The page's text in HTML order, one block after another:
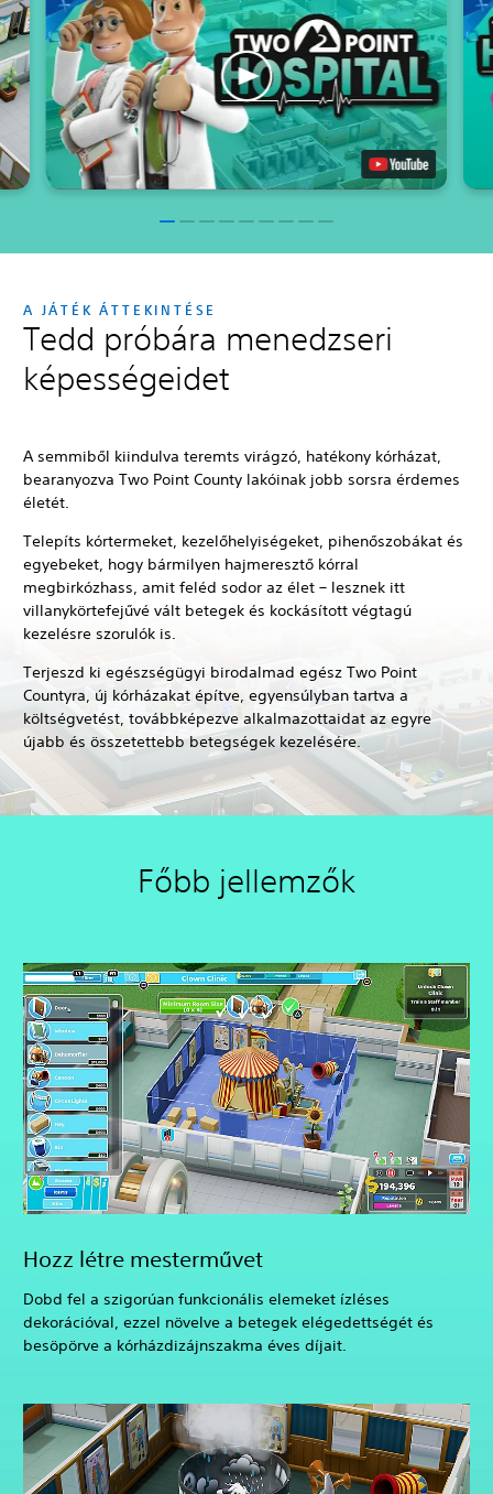
A JÁTÉK ÁTTEKINTÉSE
Tedd próbára menedzseri
képességeidet
A semmiből kiindulva teremts virágzó, hatékony kórházat,
bearanyozva Two Point County lakóinak jobb sorsra érdemes
életét.
Telepíts kórtermeket, kezelőhelyiségeket, pihenőszobákat és
egyebeket, hogy bármilyen hajmeresztő kórral
megbirkózhass, amit feléd sodor az élet – lesznek itt
villanykörtefejűvé vált betegek és kockásított végtagú
kezelésre szorulók is.
Terjeszd ki egészségügyi birodalmad egész Two Point
Countyra, új kórházakat építve, egyensúlyban tartva a
költségvetést, továbbképezve alkalmazottaidat az egyre
újabb és összetettebb betegségek kezelésére.
Főbb jellemzők
Hozz létre mesterművet
Dobd fel a szigorúan funkcionális elemeket ízléses
dekorációval, ezzel növelve a betegek elégedettségét és
besöpörve a kórházdizájnszakma éves díjait.